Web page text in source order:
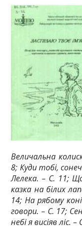
Величальна
8; Куди тобі,
Лелека. – С. 11;
казка на білих
14; На рябому
говори. – С. 17;
небі я висіяв ліс. –